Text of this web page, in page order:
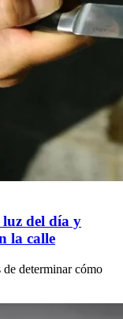
del día y
la calle
determinar cómo